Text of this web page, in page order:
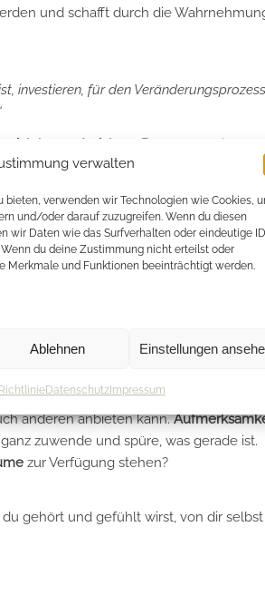
verwalten
bieten, verwenden wir Technologien wie Cookies,
und/oder darauf zuzugreifen. Wenn du diesen
wir Daten wie das Surfverhalten oder eindeutige
du deine Zustimmung nicht erteilst oder
Merkmale und Funktionen beeinträchtigt werden.
Ablehnen Einstellungen
DatenschutzImpressum
und schafft durch die
investieren, für den Veränderungsprozess
bewegt, sichere Räume
(englisch:
kam der Impuls, dass wir viel eher
wenn sie weder der gesellschaftlich
bewege.
Aufregung im ganzen Körper. Wie
anderen anbieten kann.
zuwende und spüre, was gerade ist.
zur Verfügung stehen?
gehört und gefühlt wirst, von dir